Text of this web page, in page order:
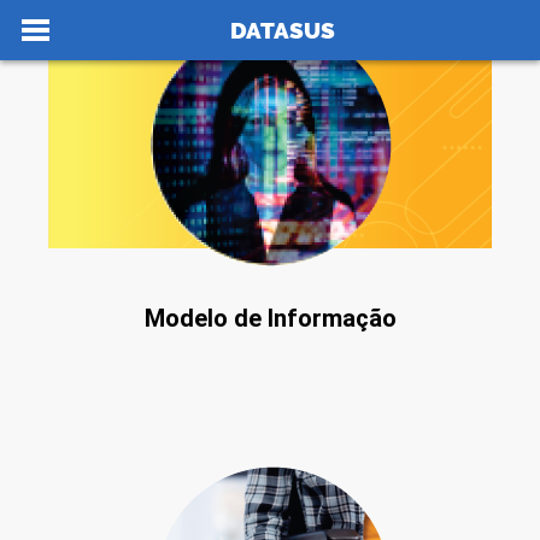
Ir para o conteúdo
DATASUS
Modelo de Informação